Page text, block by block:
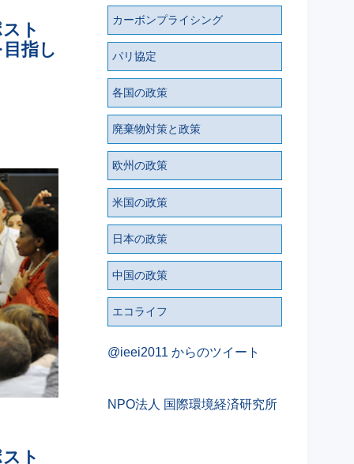
ト
指し
ト
カーボンプライシング
パリ協定
各国の政策
廃棄物対策と政策
欧州の政策
米国の政策
日本の政策
中国の政策
エコライフ
@ieei2011 からのツイート
NPO法人 国際環境経済研究所